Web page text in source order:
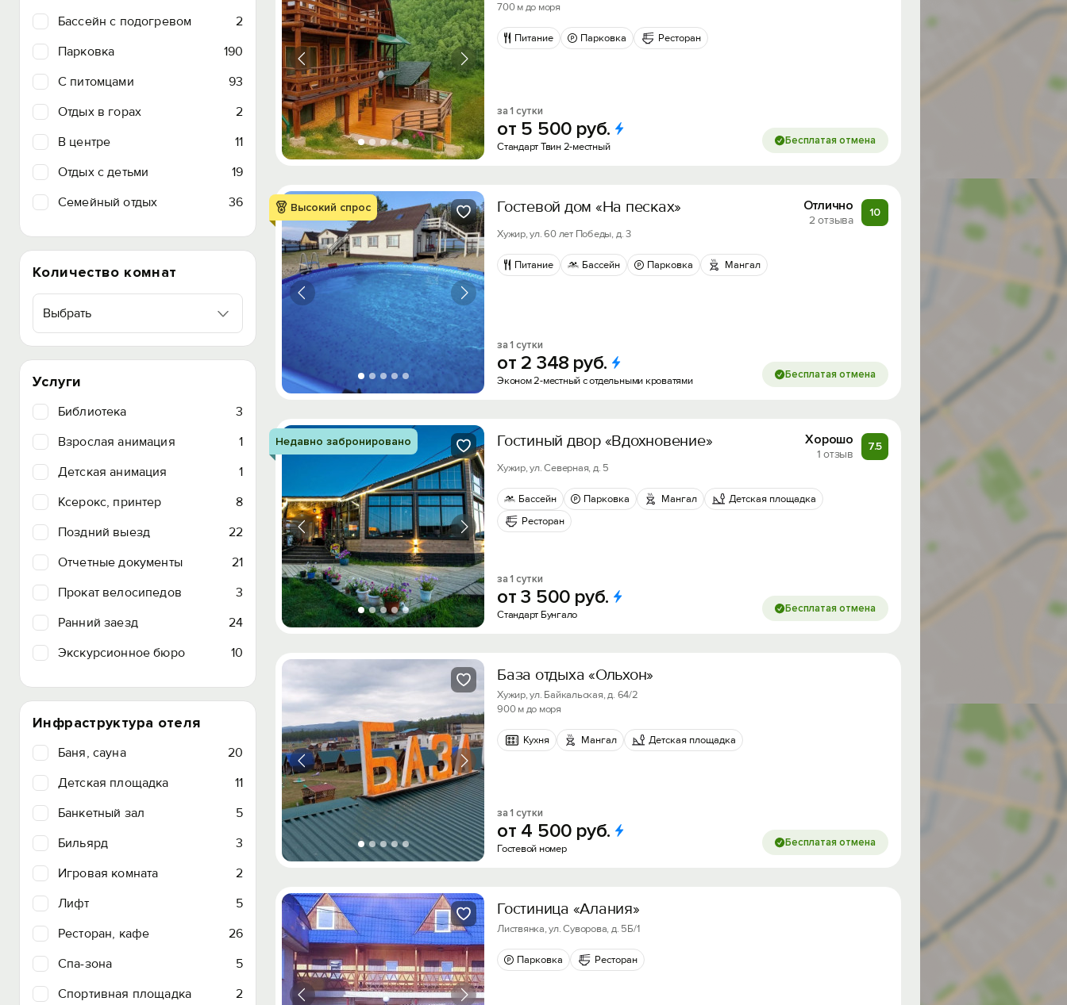
Бассейн с подогревом
2
Парковка
190
C питомцами
93
Отдых в горах
2
В центре
11
Отдых с детьми
19
Семейный отдых
36
Количество комнат
Выбрать
Услуги
Библиотека
3
Взрослая анимация
1
Детская анимация
1
Ксерокс, принтер
8
Поздний выезд
22
Отчетные документы
21
Прокат велосипедов
3
Ранний заезд
24
Экскурсионное бюро
10
Инфраструктура отеля
Баня, сауна
20
Детская площадка
11
Банкетный зал
5
Бильярд
3
Игровая комната
2
Лифт
5
Ресторан, кафе
26
Спа-зона
5
Спортивная площадка
2
700 м до моря
Питание Парковка Ресторан
за 1 сутки
от 5 500 руб.
Стандарт Твин 2-местный Бесплатая отмена
Высокий спрос Гостевой дом «На песках» Отлично
2 отзыва
10
Хужир, ул. 60 лет Победы, д. 3
Питание Бассейн Парковка Мангал
за 1 сутки
от 2 348 руб.
Эконом 2-местный с отдельными кроватями Бесплатая отмена
Недавно забронировано Гостиный двор «Вдохновение» Хорошо
1 отзыв
7.5
Хужир, ул. Северная, д. 5
Бассейн Парковка Мангал
Детская площадка
Ресторан
за 1 сутки
от3 500 руб.
Стандарт Бунгало Бесплатая отмена
База отдыха «Ольхон»
Хужир, ул. Байкальская, д. 64/2
900 м до моря
Кухня Мангал Детская площадка
за 1 сутки
от 4 500 руб.
Гостевой номер Бесплатая отмена
Гостиница «Алания»
Листвянка, ул. Суворова, д. 5Б/1
Парковка Ресторан